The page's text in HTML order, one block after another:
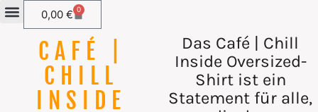
0,00 € 0
CAFÉ |
CHILL
INSIDE
Das Café | Chill
Inside Oversized-
Shirtist ein
Statement für alle,